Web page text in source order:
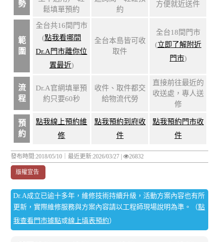
勢
鬆填單預約
約
方便就近送件
範
圍
全台共16間門市
(點我看哪間
Dr.A門市離你位
置最近)
全台本島皆可收
取件
全台18間門市
(立即了解附近
門市)
流
程
Dr.A官網填單預
約只要60秒
收件、取件都交
給物流代勞
直接前往最近的
收送處，專人送
修
預
約
點我線上預約維
修
點我預約到府收
件
點我預約門市收
件
發布時間:2018/05/10｜最近更新:2026/03/27 | 26832
版權宣告
Dr.A成立已逾十多年，維修技術持續升級，活動方案內容也有所
更新，實際維修服務與方案內容請以工程師現場說明為準。（點
我查看門市據點或線上填表預約）